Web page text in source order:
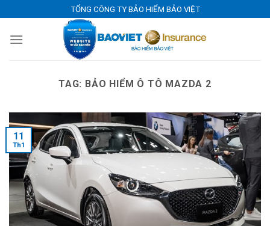
to
content
TỔNG CÔNG TY BẢO HIỂM BẢO VIỆT
TAG: BẢO HIỂM Ô TÔ MAZDA 2
11
Th1